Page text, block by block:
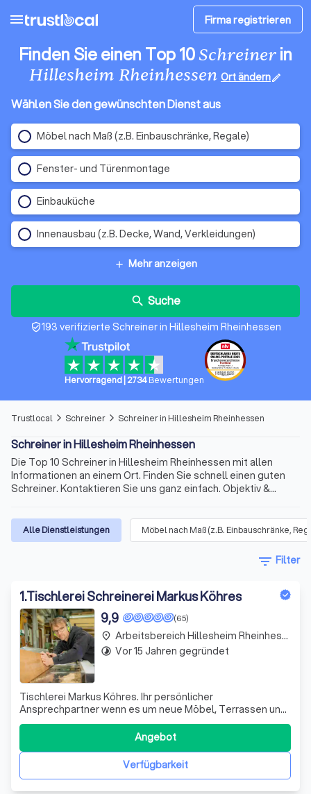
menu Firma registrieren
Finden Sie einen Top 10Schreinerin
Hillesheim Rheinhessen Ort ändernedit
Wählen Sie den gewünschten Dienst aus
Möbel nach Maß (z.B. Einbauschränke, Regale)
Fenster- und Türenmontage
Einbauküche
Innenausbau (z.B. Decke, Wand, Verkleidungen)
add Mehr anzeigen
search Suche
verified_user193 verifizierte Schreiner in Hillesheim Rheinhessen
Hervorragend 2734Bewertungen
Trustlocal arrow_forward_ios Schreiner arrow_forward_ios Schreiner in Hillesheim Rheinhessen
Schreiner in Hillesheim Rheinhessen
Die Top 10 Schreiner in Hillesheim Rheinhessen mit allen
Informationen an einem Ort. Finden Sie schnell einen guten
Schreiner. Kontaktieren Sie uns ganz einfach. Objektiv &
Alle Dienstleistungen Möbel nach Maß (z.B. Einbauschränke,
filter_list Filter
1.Tischlerei Schreinerei Markus Köhres
(65)
9,9
Tischlerei Markus Köhres. Ihr persönlicher
Ansprechpartner wenn es um neue Möbel, Terrassen und
anderes aus Holz geht. Wir reparieren, renovieren und
sanieren auch Treppen, Balkone und Einbauküchen.
Verfügbarkeit
Angebot
place Arbeitsbereich Hillesheim Rheinhessen
timelapse Vor 15 Jahren gegründet